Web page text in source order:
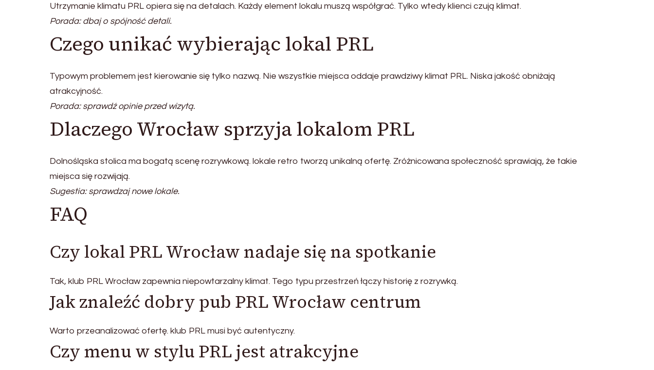
Utrzymanie klimatu PRL opiera się na detalach. Każdy element lokalu muszą współgrać. Tylko wtedy klienci czują klimat.
Porada: dbaj o spójność detali.
Czego unikać wybierając lokal PRL
Typowym problemem jest kierowanie się tylko nazwą. Nie wszystkie miejsca oddaje prawdziwy klimat PRL. Niska jakość obniżają
atrakcyjność.
Porada: sprawdź opinie przed wizytą.
Dlaczego Wrocław sprzyja lokalom PRL
Dolnośląska stolica ma bogatą scenę rozrywkową. lokale retro tworzą unikalną ofertę. Zróżnicowana społeczność sprawiają, że takie
miejsca się rozwijają.
Sugestia: sprawdzaj nowe lokale.
FAQ
Czy lokal PRL Wrocław nadaje się na spotkanie
Tak, klub PRL Wrocław zapewnia niepowtarzalny klimat. Tego typu przestrzeń łączy historię z rozrywką.
Jak znaleźć dobry pub PRL Wrocław centrum
Warto przeanalizować ofertę. klub PRL musi być autentyczny.
Czy menu w stylu PRL jest atrakcyjne